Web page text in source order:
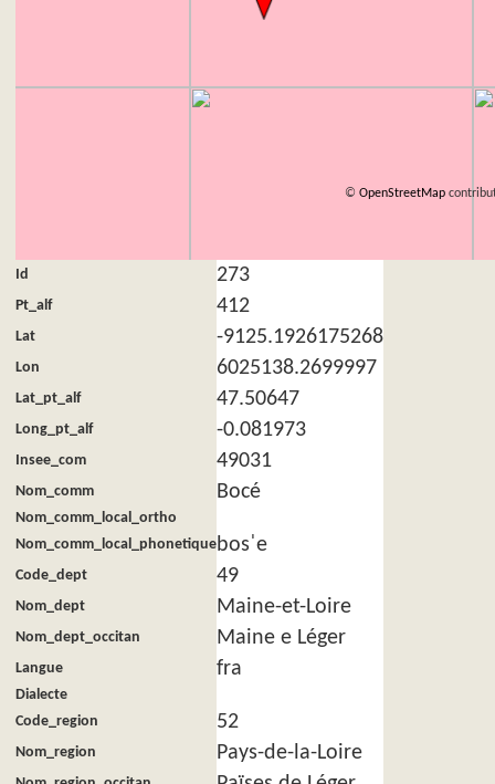
© OpenStreetMap
Id 273
Pt_alf 412
Lat -9125.1926175268
Lon 6025138.2699997
Lat_pt_alf 47.50647
Long_pt_alf -0.081973
Insee_com 49031
Nom_comm Bocé
Nom_comm_local_ortho
Nom_comm_local_phonetiquebosˈe
Code_dept 49
Nom_dept Maine-et-Loire
Nom_dept_occitan Maine e Léger
Langue fra
Dialecte
Code_region
52
Nom_region Pays-de-la-Loire